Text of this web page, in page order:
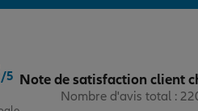
DE VILLE
/5 Note de satisfaction client
Nombre d'avis total :